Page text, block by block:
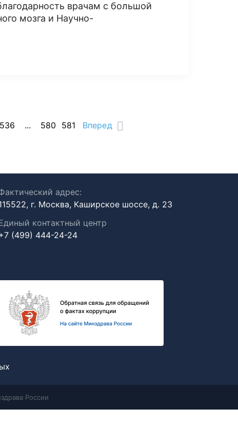
врачам с большой
мозга и Научно-
536 ... 580 581 Вперед
адрес:
г. Москва, Каширское шоссе, д. 23
контактный центр
(499) 444-24-24
России